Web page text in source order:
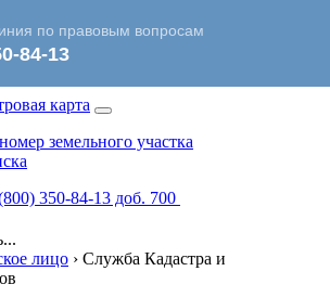
земельного участка
350-84-13 доб. 700
лицо › Служба Кадастра и